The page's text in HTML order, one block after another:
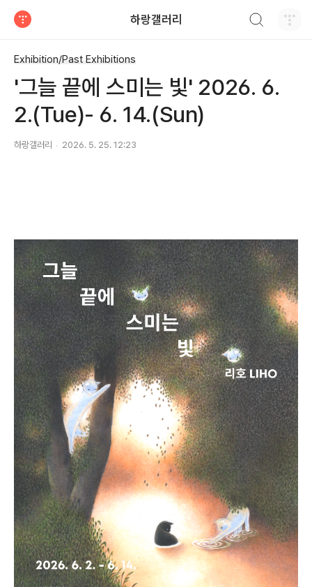
하랑갤러리
Exhibition/Past Exhibitions
'그늘 끝에 스미는 빛' 2026. 6.
2.(Tue)- 6. 14.(Sun)
하랑갤러리 2026. 5. 25. 12:23